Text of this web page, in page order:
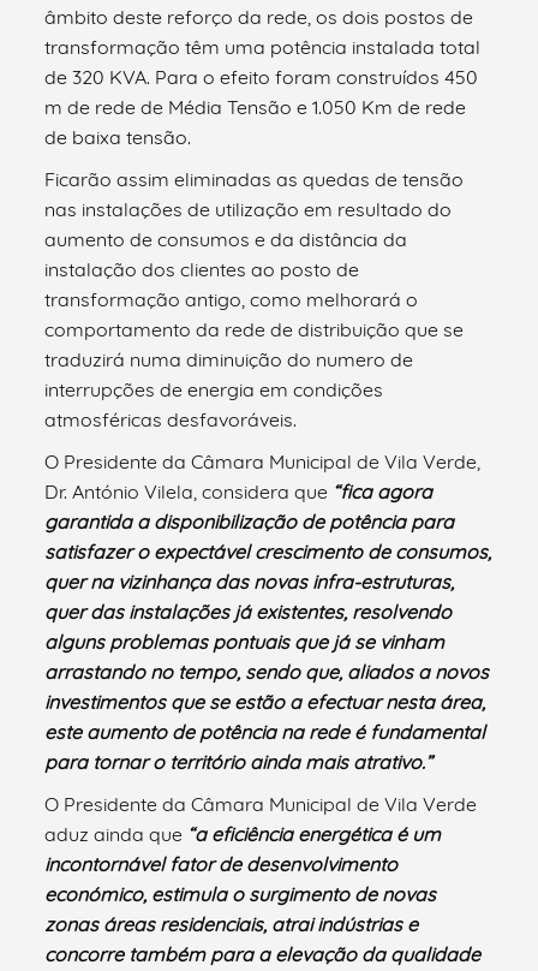
âmbito deste reforço da rede, os dois postos de
transformação têm uma potência instalada total
de 320 KVA. Para o efeito foram construídos 450
m de rede de Média Tensão e 1.050 Km de rede
de baixa tensão.
Ficarão assim eliminadas as quedas de tensão
nas instalações de utilização em resultado do
aumento de consumos e da distância da
instalação dos clientes ao posto de
transformação antigo, como melhorará o
comportamento da rede de distribuição que se
traduzirá numa diminuição do numero de
interrupções de energia em condições
atmosféricas desfavoráveis.
O Presidente da Câmara Municipal de Vila Verde,
Dr. António Vilela, considera que “fica agora
garantida a disponibilização de potência para
satisfazer o expectável crescimento de consumos,
quer na vizinhança das novas infra-estruturas,
quer das instalações já existentes, resolvendo
alguns problemas pontuais que já se vinham
arrastando no tempo, sendo que, aliados a novos
investimentos que se estão a efectuar nesta área,
este aumento de potência na rede é fundamental
para tornar o território ainda mais atrativo.”
O Presidente da Câmara Municipal de Vila Verde
aduz ainda que “a eficiência energética é um
incontornável fator de desenvolvimento
económico, estimula o surgimento de novas
zonas áreas residenciais, atrai indústrias e
concorre também para a elevação da qualidade